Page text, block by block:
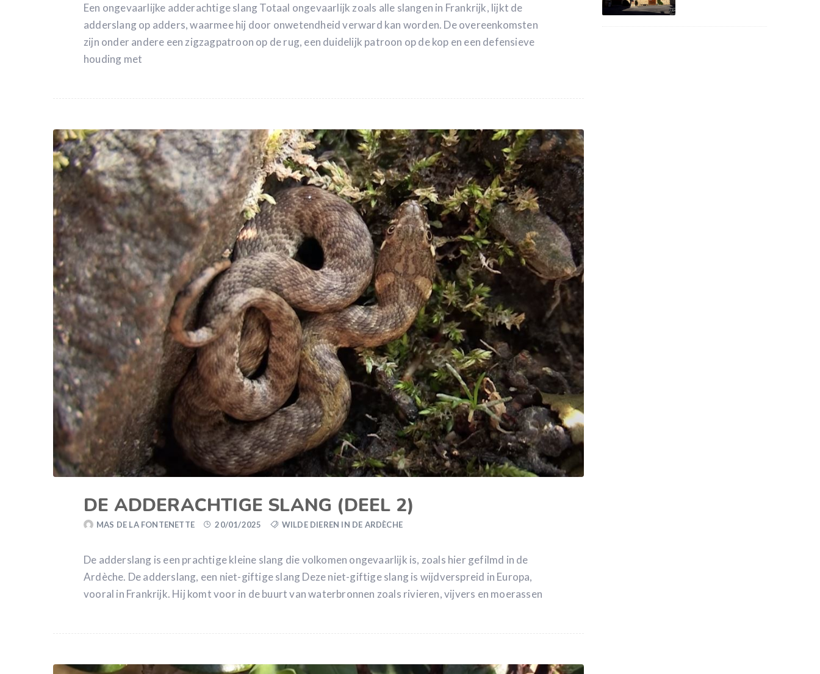
Een ongevaarlijke adderachtige slang Totaal ongevaarlijk zoals alle slangen in Frankrijk, lijkt de
adderslang op adders, waarmee hij door onwetendheid verward kan worden. De overeenkomsten
zijn onder andere een zigzagpatroon op de rug, een duidelijk patroon op de kop en een defensieve
houding met
DE ADDERACHTIGE SLANG (DEEL 2)
MAS DE LA FONTENETTE 20/01/2025 WILDE DIEREN IN DE ARDÈCHE
De adderslang is een prachtige kleine slang die volkomen ongevaarlijk is, zoals hier gefilmd in de
Ardèche. De adderslang, een niet-giftige slang Deze niet-giftige slang is wijdverspreid in Europa,
vooral in Frankrijk. Hij komt voor in de buurt van waterbronnen zoals rivieren, vijvers en moerassen